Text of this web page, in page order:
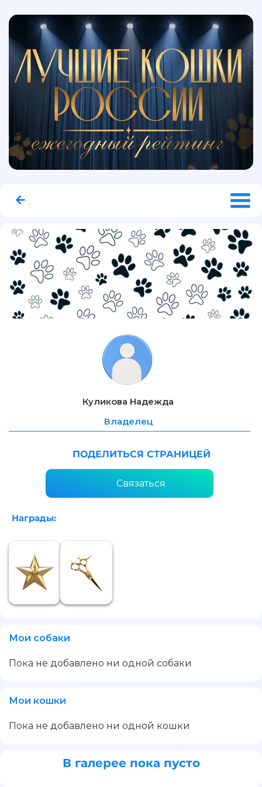
Куликова Надежда
Владелец
ПОДЕЛИТЬСЯ СТРАНИЦЕЙ
Связаться
Награды:
Мои собаки
Пока не добавлено ни одной собаки
Мои кошки
Пока не добавлено ни одной кошки
В галерее пока пусто